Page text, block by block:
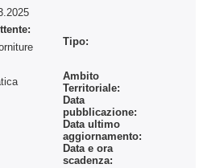
Tipo:
Ambito
Territoriale:
Data
pubblicazione:
Data ultimo
aggiornamento:
Data e ora
scadenza: